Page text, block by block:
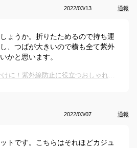
2022/03/13 通報
ょうか。折りたためるので持ち運
、つばが大きいので横も全て紫外
かと思います。
【40代女性】春のお出かけに！紫外線防止に役立つおしゃれなハットのおすすめは？
2022/03/07 通報
トです。こちらはそれほどカジュ